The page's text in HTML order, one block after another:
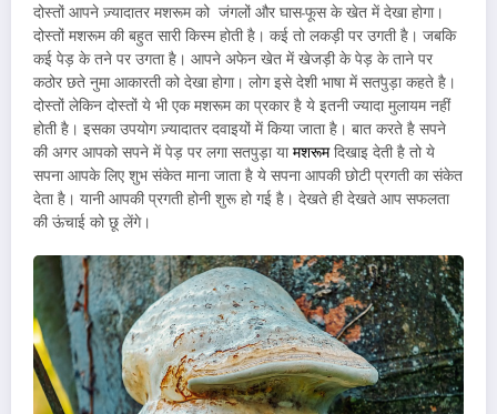
दोस्तों आपने ज़्यादातर मशरूम को जंगलों और घास-फूस के खेत में देखा होगा।
दोस्तों मशरूम की बहुत सारी किस्म होती है। कई तो लकड़ी पर उगती है। जबकि
कई पेड़ के तने पर उगता है। आपने अफेन खेत में खेजड़ी के पेड़ के ताने पर
कठोर छते नुमा आकारती को देखा होगा। लोग इसे देशी भाषा में सतपुड़ा कहते है।
दोस्तों लेकिन दोस्तों ये भी एक मशरूम का प्रकार है ये इतनी ज्यादा मुलायम नहीं
होती है। इसका उपयोग ज़्यादातर दवाइयों में किया जाता है। बात करते है सपने
की अगर आपको सपने में पेड़ पर लगा सतपुड़ा यामशरूमदिखाइ देती है तो ये
सपना आपके लिए शुभ संकेत माना जाता है ये सपना आपकी छोटी प्रगती का संकेत
देता है। यानी आपकी प्रगती होनी शुरू हो गई है। देखते ही देखते आप सफलता
की ऊंचाई को छू लेंगे।